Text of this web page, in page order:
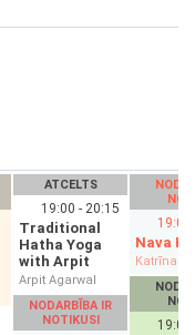
ATCELTS
19:00 - 20:15
Traditional
Hatha Yoga
with Arpit
Arpit Agarwal
NODARBĪBA IR
NOTIKUSI
19:00
Nava
Katrīna
19:00